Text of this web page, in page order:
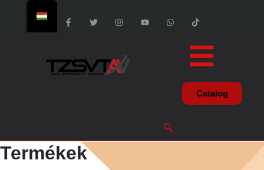
Catalog
Termékek